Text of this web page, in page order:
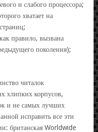
и слабого процессора;
хватает на
правило, вызвана
поколения);
читалок
хлипких корпусов,
и не самых лучших
исправить все эти
британская Worldwide